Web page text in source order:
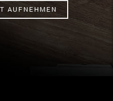
AUFNEHMEN